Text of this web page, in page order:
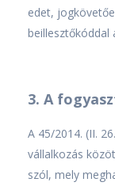
edet,
beillesztőkóddal
3. A
A 45/2014. (II.
vállalkozás
szól, mely